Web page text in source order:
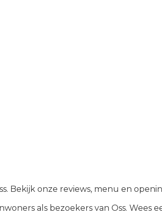
Bekijk onze reviews, menu en
als bezoekers van Oss. Wees